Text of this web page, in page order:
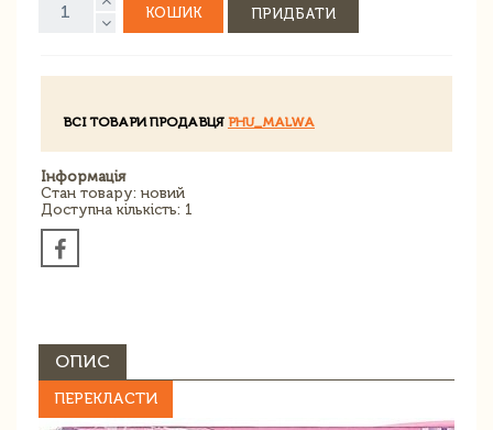
КОШИК ПРИДБАТИ
ВСІ ТОВАРИ ПРОДАВЦЯ PHU_MALWA
Інформація
Стан товару: новий
Доступна кількість: 1
ОПИС
ПЕРЕКЛАСТИ